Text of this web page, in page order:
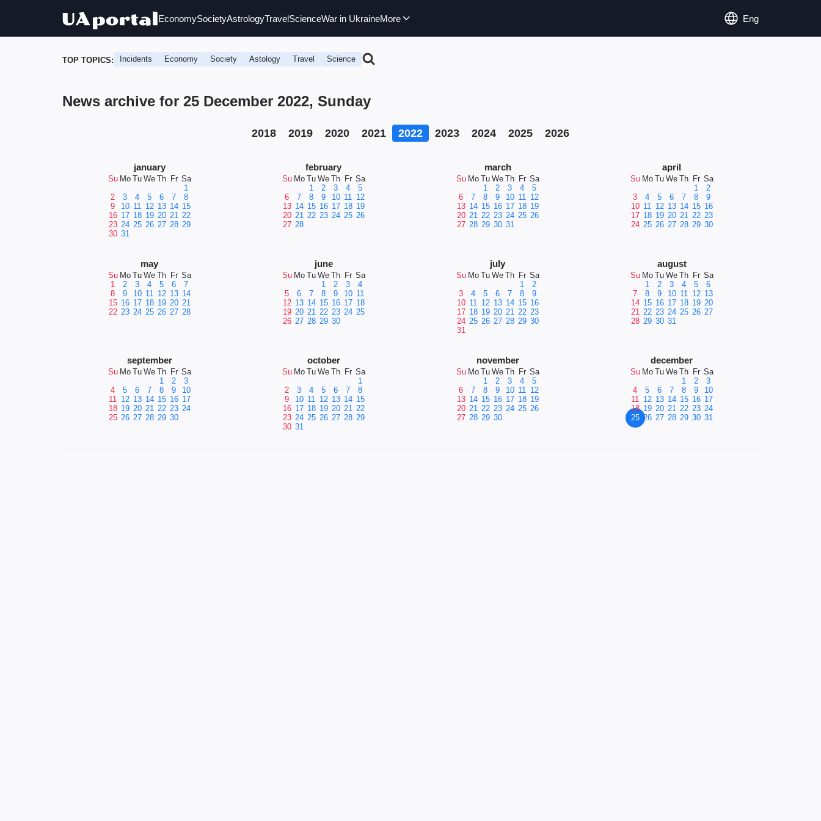
EconomySocietyAstrologyTravelScienceWar in UkraineMore Eng
TOP TOPICS: Incidents Economy Society Astology Travel Science
News archive for 25 December 2022, Sunday
2018 2019 2020 2021 2022 2023 2024 2025 2026
january
Su Mo Tu We Th Fr Sa
1
2
3 4 5 6 7
8
9
10 11 12 13 14 15
16 17 18 19 20 21 22
23 24 25 26 27 28 29
30 31
february
Su Mo Tu We Th Fr Sa
1
2 3 4
5
6
7 8 9 10 11 12
13 14 15 16 17 18 19
20 21 22 23 24 25 26
27 28
march
Su Mo Tu We Th Fr Sa
1
2 3 4
5
6
7 8 9 10 11 12
13 14 15 16 17 18 19
20 21 22 23 24 25 26
27 28 29 30 31
april
Su Mo Tu We Th Fr Sa
1
2
3
4 5 6 7 8
9
10 11 12 13 14 15 16
17 18 19 20 21 22 23
24 25 26 27 28 29 30
may
Su Mo Tu We Th Fr Sa
1
2 3 4 5 6
7
8
9 10 11 12 13 14
15 16 17 18 19 20 21
22 23 24 25 26 27 28
june
Su Mo Tu We Th Fr Sa
1
2 3
4
5
6 7 8 9 10 11
12 13 14 15 16 17 18
19 20 21 22 23 24 25
26 27 28 29 30
july
Su Mo Tu We Th Fr Sa
1
2
3
4 5 6 7 8
9
10 11 12 13 14 15 16
17 18 19 20 21 22 23
24 25 26 27 28 29 30
31
august
Su Mo Tu We Th Fr Sa
1
2 3 4 5
6
7
8 9 10 11 12 13
14 15 16 17 18 19 20
21 22 23 24 25 26 27
28 29 30 31
september
Su Mo Tu We Th Fr Sa
1
2
3
4
5 6 7 8 9
10
11 12 13 14 15 16 17
18 19 20 21 22 23 24
25 26 27 28 29 30
october
Su Mo Tu We Th Fr Sa
1
2
3 4 5 6 7
8
9
10 11 12 13 14 15
16 17 18 19 20 21 22
23 24 25 26 27 28 29
30 31
november
Su Mo Tu We Th Fr Sa
1
2 3 4
5
6
7 8 9 10 11 12
13 14 15 16 17 18 19
20 21 22 23 24 25 26
27 28 29 30
december
Su Mo Tu We Th Fr Sa
1
2
3
4
5 6 7 8 9
10
11 12 13 14 15 16 17
18 19 20 21 22 23 24
25 26 27 28 29 30 31